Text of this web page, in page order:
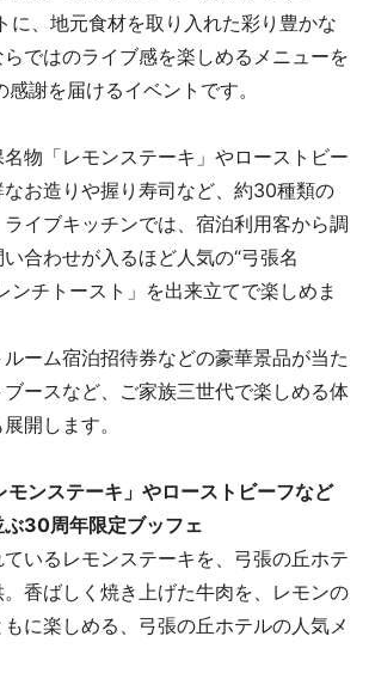
に、地元食材を取り入れた彩り豊かな
ではのライブ感を楽しめるメニューを
謝を届けるイベントです。
物「レモンステーキ」やローストビー
お造りや握り寿司など、約30種類の
イブキッチンでは、宿泊利用客から調
合わせが入るほど人気の“弓張名
ンチトースト」を出来立てで楽しめま
ーム宿泊招待券などの豪華景品が当た
ースなど、ご家族三世代で楽しめる体
開します。
ンステーキ」やローストビーフなど
30周年限定ブッフェ
いるレモンステーキを、弓張の丘ホテ
香ばしく焼き上げた牛肉を、レモンの
に楽しめる、弓張の丘ホテルの人気メ